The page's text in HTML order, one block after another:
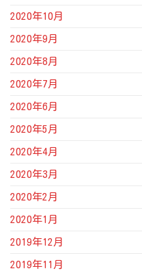
2020年10月
2020年9月
2020年8月
2020年7月
2020年6月
2020年5月
2020年4月
2020年3月
2020年2月
2020年1月
2019年12月
2019年11月